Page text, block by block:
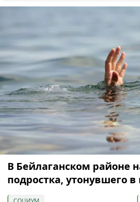
В Бейлаганском районе
подростка, утонувшего в